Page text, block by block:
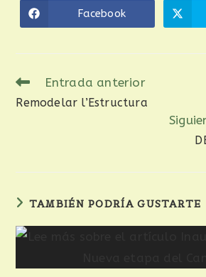
Facebook
Entrada anterior
Remodelar l’Estructura
TAMBIÉN PODRÍA GUSTARTE